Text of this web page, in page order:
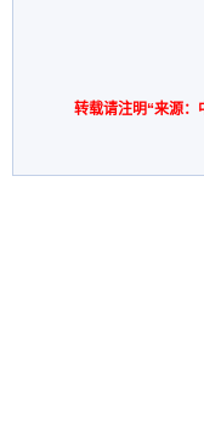
转载请注明“来源：